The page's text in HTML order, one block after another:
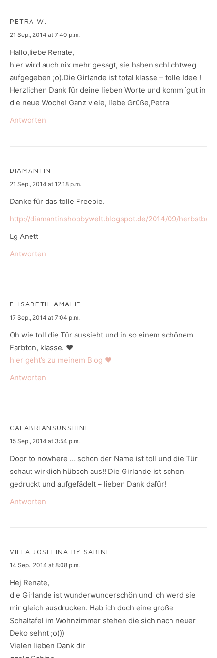
PETRA W.
says:
21 Sep., 2014 at 7:40 p.m.
Hallo,liebe Renate,
hier wird auch nix mehr gesagt, sie haben schlichtweg
aufgegeben ;o).Die Girlande ist total klasse – tolle Idee !
Herzlichen Dank für deine lieben Worte und komm´gut in
die neue Woche! Ganz viele, liebe Grüße,Petra
Antworten
DIAMANTIN
says:
21 Sep., 2014 at 12:18 p.m.
Danke für das tolle Freebie.
http://diamantinshobbywelt.blogspot.de/2014/09/
Lg Anett
Antworten
ELISABETH-AMALIE
says:
17 Sep., 2014 at 7:04 p.m.
Oh wie toll die Tür aussieht und in so einem schönem
Farbton, klasse. ♥
hier geht’s zu meinem Blog ♥
Antworten
CALABRIANSUNSHINE
says:
15 Sep., 2014 at 3:54 p.m.
Door to nowhere … schon der Name ist toll und die Tür
schaut wirklich hübsch aus!! Die Girlande ist schon
gedruckt und aufgefädelt – lieben Dank dafür!
Antworten
VILLA JOSEFINA BY SABINE
says:
14 Sep., 2014 at 8:08 p.m.
Hej Renate,
die Girlande ist wunderwunderschön und ich werd sie
mir gleich ausdrucken. Hab ich doch eine große
Schaltafel im Wohnzimmer stehen die sich nach neuer
Deko sehnt ;o)))
Vielen lieben Dank dir